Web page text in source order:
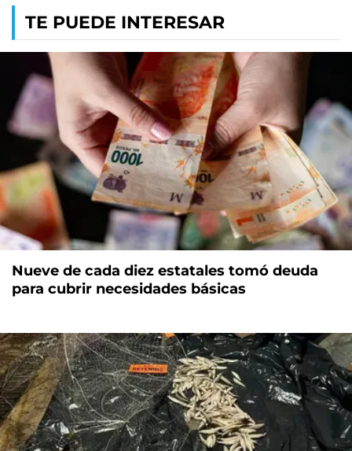
TE PUEDE INTERESAR
Nueve de cada diez estatales tomó deuda
para cubrir necesidades básicas